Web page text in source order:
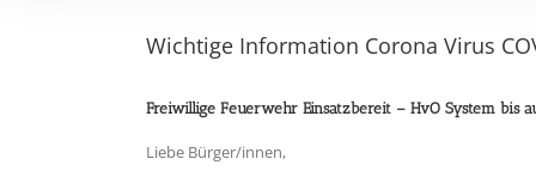
Wichtige Information Corona Virus
Freiwillige Feuerwehr Einsatzbereit – HvO System bis
Liebe Bürger/innen,